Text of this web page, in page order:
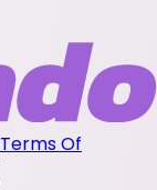
Terms Of